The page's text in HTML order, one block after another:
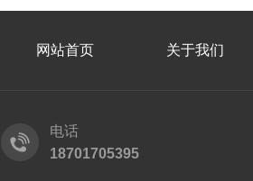
网站首页 关于我们
电话
18701705395